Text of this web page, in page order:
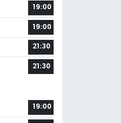
19:00
19:00
21:30
21:30
19:00